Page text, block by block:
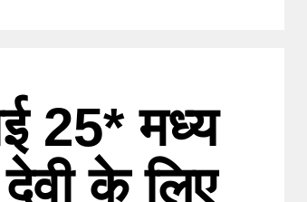
25* मध्य
के लिए